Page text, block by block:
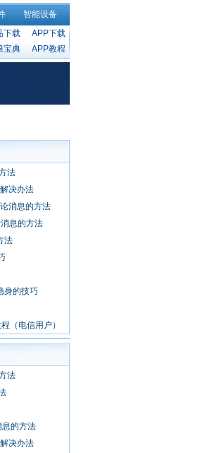
智能设备
下载
APP下载
宝典
APP教程
法
决办法
消息的方法
息的方法
法
身的技巧
（电信用户）
法
的方法
决办法